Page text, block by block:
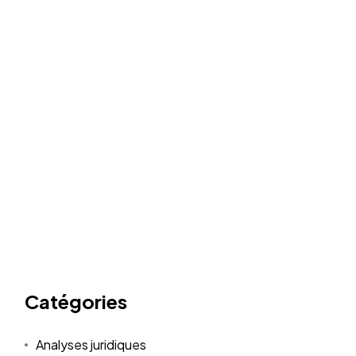
Catégories
Analyses juridiques